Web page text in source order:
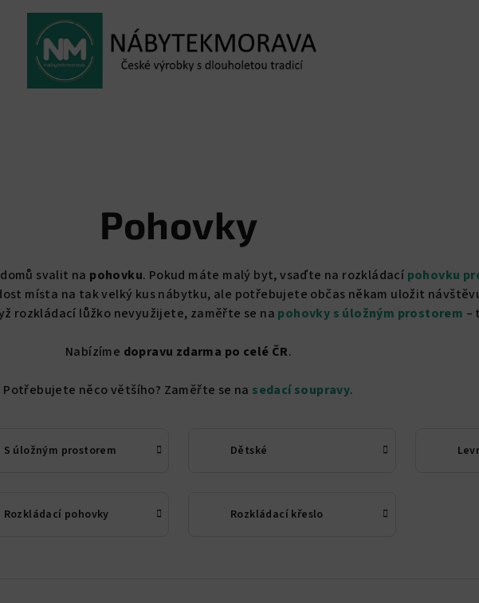
Pohovky
svalit na pohovku. Pokud máte malý byt, vsaďte na rozkládací pohovku
místa na tak velký kus nábytku, ale potřebujete občas někam uložit
rozkládací lůžko nevyužijete, zaměřte se na pohovky s úložným prostorem –
Nabízíme dopravu zdarma po celé ČR.
Potřebujete něco většího? Zaměřte se na sedací soupravy.
S úložným prostorem Dětské
Rozkládací pohovky Rozkládací křeslo